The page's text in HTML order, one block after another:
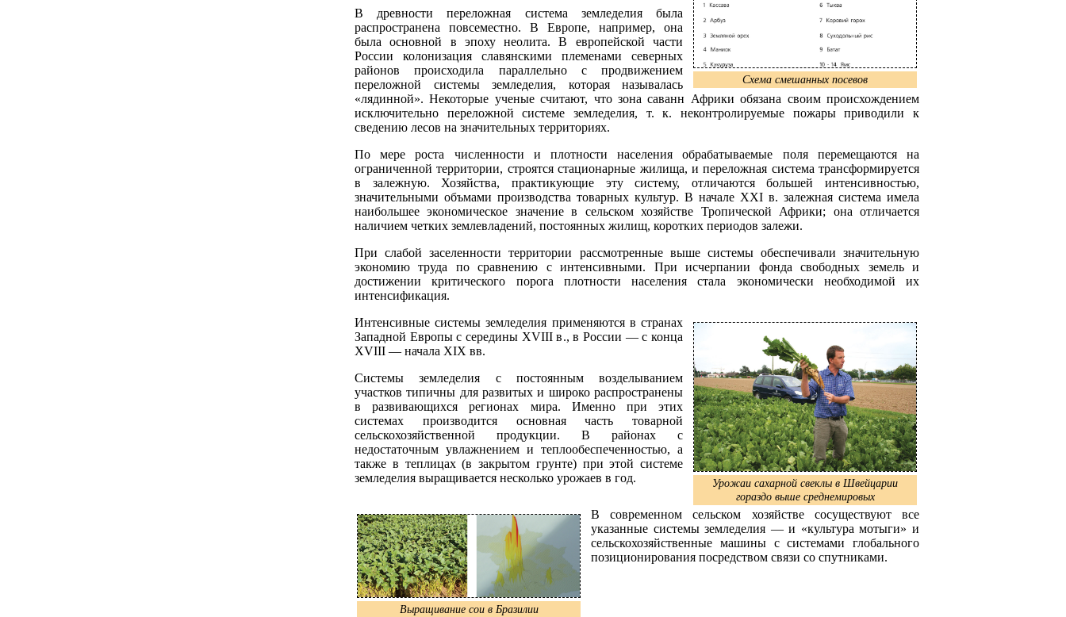
Схема смешанных посевов
В древности переложная система земледелия была
распространена повсеместно. В Европе, например, она
была основной в эпоху неолита. В европейской части
России колонизация славянскими племенами северных
районов происходила параллельно с продвижением
переложной системы земледелия, которая называлась
«лядинной». Некоторые ученые считают, что зона саванн Африки обязана своим происхождением
исключительно переложной системе земледелия, т. к. неконтролируемые пожары приводили к
сведению лесов на значительных территориях.
По мере роста численности и плотности населения обрабатываемые поля перемещаются на
ограниченной территории, строятся стационарные жилища, и переложная система трансформируется
в залежную. Хозяйства, практикующие эту систему, отличаются большей интенсивностью,
значительными объмами производства товарных культур. В начале XXI в. залежная система имела
наибольшее экономическое значение в сельском хозяйстве Тропической Африки; она отличается
наличием четких землевладений, постоянных жилищ, коротких периодов залежи.
При слабой заселенности территории рассмотренные выше системы обеспечивали значительную
экономию труда по сравнению с интенсивными. При исчерпании фонда свободных земель и
достижении критического порога плотности населения стала экономически необходимой их
интенсификация.
Урожаи сахарной свеклы в Швейцарии
гораздо выше среднемировых
Интенсивные системы земледелия применяются в странах
Западной Европы с середины XVIII в., в России — с конца
XVIII — начала XIX вв.
Системы земледелия с постоянным возделыванием
участков типичны для развитых и широко распространены
в развивающихся регионах мира. Именно при этих
системах производится основная часть товарной
сельскохозяйственной продукции. В районах с
недостаточным увлажнением и теплообеспеченностью, а
также в теплицах (в закрытом грунте) при этой системе
земледелия выращивается несколько урожаев в год.
Выращивание сои в Бразилии
В современном сельском хозяйстве сосуществуют все
указанные системы земледелия — и «культура мотыги» и
сельскохозяйственные машины с системами глобального
позиционирования посредством связи со спутниками.